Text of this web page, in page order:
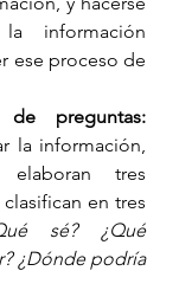
información
ese proceso de
de preguntas:
la información,
tres
en tres
sé? ¿Qué
¿Dónde podría